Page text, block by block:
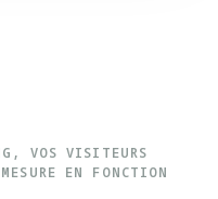
VOS VISITEURS
EN FONCTION